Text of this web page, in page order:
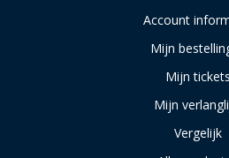
Account
Mijn
Mijn tickets
Mijn
Vergelijk